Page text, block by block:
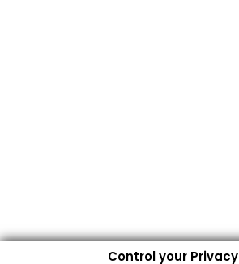
Control your Privacy